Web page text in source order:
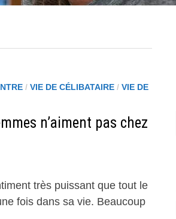
/ VIE DE CÉLIBATAIRE/ VIE DE
n’aiment pas chez
très puissant que tout le
fois dans sa vie. Beaucoup